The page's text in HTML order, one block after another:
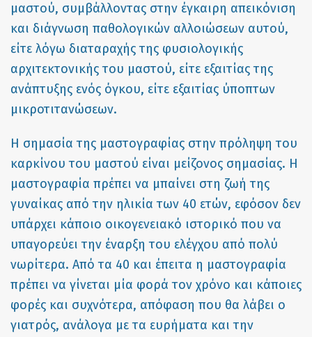
μαστού, συμβάλλοντας στην έγκαιρη απεικόνιση
και διάγνωση παθολογικών αλλοιώσεων αυτού,
είτε λόγω διαταραχής της φυσιολογικής
αρχιτεκτονικής του μαστού, είτε εξαιτίας της
ανάπτυξης ενός όγκου, είτε εξαιτίας ύποπτων
μικροτιτανώσεων.
Η σημασία της μαστογραφίας στην πρόληψη του
καρκίνου του μαστού είναι μείζονος σημασίας. Η
μαστογραφία πρέπει να μπαίνει στη ζωή της
γυναίκας από την ηλικία των 40 ετών, εφόσον δεν
υπάρχει κάποιο οικογενειακό ιστορικό που να
υπαγορεύει την έναρξη του ελέγχου από πολύ
νωρίτερα. Από τα 40 και έπειτα η μαστογραφία
πρέπει να γίνεται μία φορά τον χρόνο και κάποιες
φορές και συχνότερα, απόφαση που θα λάβει ο
γιατρός, ανάλογα με τα ευρήματα και την